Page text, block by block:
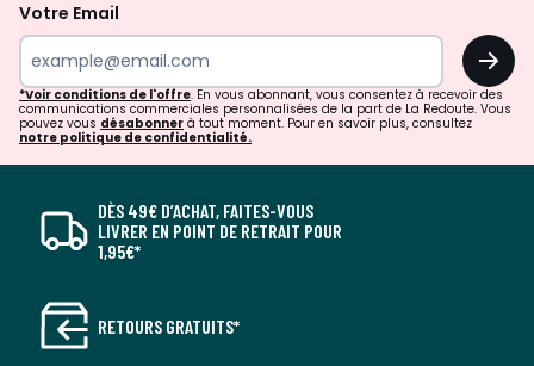
Votre Email
OK
*Voir conditions de l'offre. En vous abonnant, vous consentez à recevoir des
communications commerciales personnalisées de la part de La Redoute. Vous
pouvez vous désabonner à tout moment. Pour en savoir plus, consultez
notre politique de confidentialité.
DÈS 49€ D’ACHAT, FAITES-VOUS
LIVRER EN POINT DE RETRAIT POUR
1,95€*
RETOURS GRATUITS*